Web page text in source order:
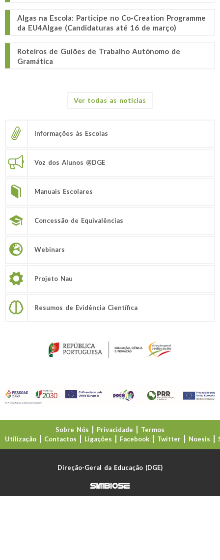
Algas na Escola: Participe no Co-Creation Programme
da EU4Algae (Candidaturas até 16 de março)
Roteiros de Guiões de Trabalho Autónomo de
Gramática
Ver todas as notícias
Informações às Escolas
Voz dos Alunos @DGE
Manuais Escolares
Concessão de Equivalências
Webinars
Projeto Nau
Resumos de Evidência Científica
Sobre Nós Privacidade
Termos
Utilização
Contactos Ligações Facebook Twitter Noesis
Direção-Geral da Educação (DGE)